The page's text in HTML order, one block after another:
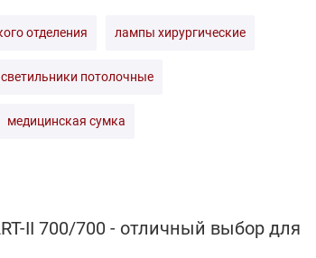
отделения лампы хирургические
потолочные
медицинская сумка
II 700/700 - отличный выбор для